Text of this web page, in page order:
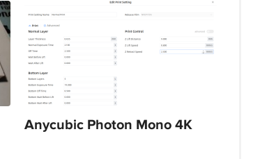
Anycubic Photon Mono 4K